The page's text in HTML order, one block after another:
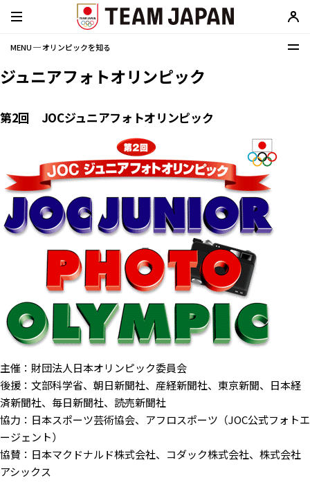
MENU ─ オリンピックを知る
ジュニアフォトオリンピック
第2回 JOCジュニアフォトオリンピック
主催：財団法人日本オリンピック委員会
後援：文部科学省、朝日新聞社、産経新聞社、東京新聞、日本経
済新聞社、毎日新聞社、読売新聞社
協力：日本スポーツ芸術協会、アフロスポーツ（JOC公式フォトエ
ージェント）
協賛：日本マクドナルド株式会社、コダック株式会社、株式会社
アシックス